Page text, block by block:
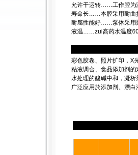
允许干运转……工作腔为
寿命长……本腔采用耐曲
耐腐性能好……泵体采用
液温……zui高药水温度
彩色胶卷、照片扩印，X
粘液调合、食品添加剂
水处理的酸碱中和，凝
广泛应用於添加剂、漂